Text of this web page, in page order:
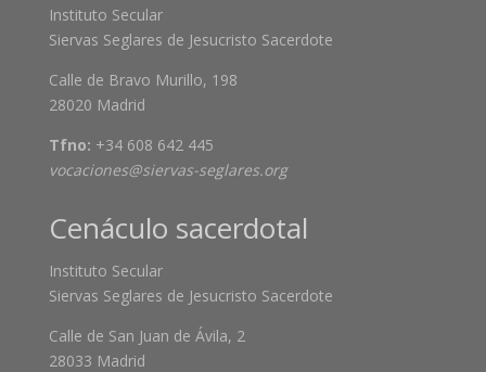
Instituto Secular
Siervas Seglares de Jesucristo Sacerdote
Calle de Bravo Murillo, 198
28020 Madrid
Tfno: +34 608 642 445
vocaciones@siervas-seglares.org
Cenáculo sacerdotal
Instituto Secular
Siervas Seglares de Jesucristo Sacerdote
Calle de San Juan de Ávila, 2
28033 Madrid